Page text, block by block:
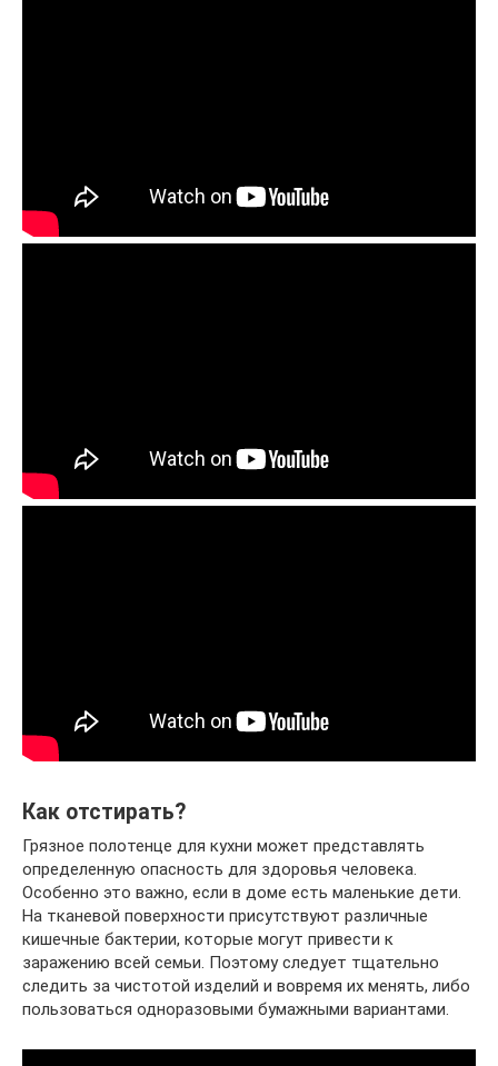
Как отстирать?
Грязное полотенце для кухни может представлять
определенную опасность для здоровья человека.
Особенно это важно, если в доме есть маленькие дети.
На тканевой поверхности присутствуют различные
кишечные бактерии, которые могут привести к
заражению всей семьи. Поэтому следует тщательно
следить за чистотой изделий и вовремя их менять, либо
пользоваться одноразовыми бумажными вариантами.